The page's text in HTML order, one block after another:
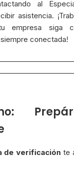
al
asistencia.
empresa siga
conectada!
de verificación te